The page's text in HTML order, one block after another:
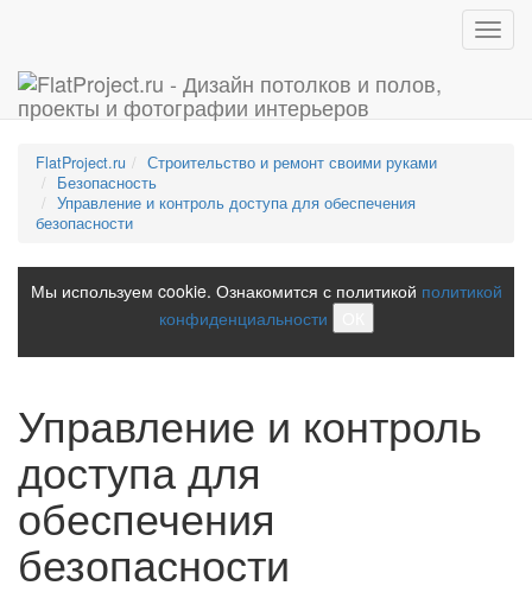
FlatProject.ru
Строительство и ремонт своими руками
Безопасность
Управление и контроль доступа для обеспечения
безопасности
Мы используем cookie. Ознакомится с политикой политикой
конфиденциальности
Управление и контроль
доступа для
обеспечения
безопасности